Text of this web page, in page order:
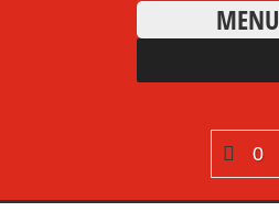
MENU
0